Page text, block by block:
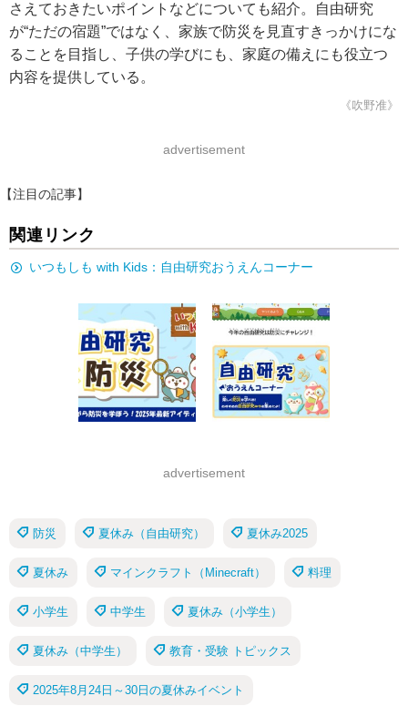
さえておきたいポイントなどについても紹介。自由研究
が“ただの宿題”ではなく、家族で防災を見直すきっかけにな
ることを目指し、子供の学びにも、家庭の備えにも役立つ
内容を提供している。
《吹野准》
advertisement
【注目の記事】
関連リンク
いつもしも with Kids：自由研究おうえんコーナー
advertisement
防災 夏休み（自由研究） 夏休み2025
夏休み マインクラフト（Minecraft） 料理
小学生 中学生 夏休み（小学生）
夏休み（中学生） 教育・受験 トピックス
2025年8月24日～30日の夏休みイベント